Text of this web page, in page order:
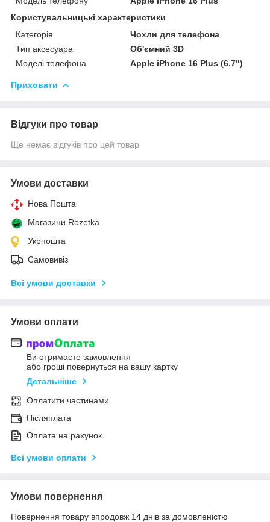
Користувальницькі характеристики
Категорія
Чохли для телефона
Тип аксесуара
Об'ємний 3D
Моделі телефона
Apple iPhone 16 Plus (6.7")
Приховати
Відгуки про товар
Ще немає відгуків про цей товар
Умови доставки
Нова Пошта
Магазини Rozetka
Укрпошта
Самовивіз
Всі умови доставки
Умови оплати
Ви отримаєте замовлення
або гроші повернуться на вашу картку
Детальніше
Оплатити частинами
Післяплата
Оплата на рахунок
Всі умови оплати
Умови повернення
Повернення товару впродовж 14 днів за домовленістю